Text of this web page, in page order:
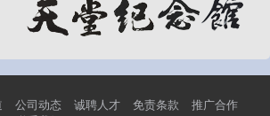
公司动态 诚聘人才 免责条款
推广合作